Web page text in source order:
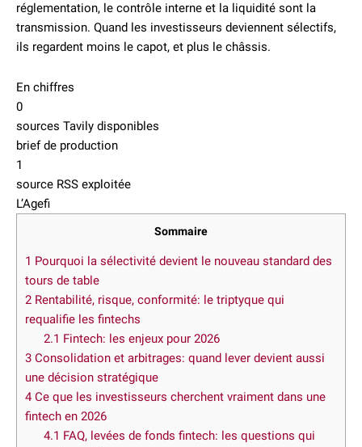
réglementation, le contrôle interne et la liquidité sont la
transmission. Quand les investisseurs deviennent sélectifs,
ils regardent moins le capot, et plus le châssis.
En chiffres
0
sources Tavily disponibles
brief de production
1
source RSS exploitée
L’Agefi
Sommaire
1 Pourquoi la sélectivité devient le nouveau standard des
tours de table
2 Rentabilité, risque, conformité: le triptyque qui
requalifie les fintechs
2.1 Fintech: les enjeux pour 2026
3 Consolidation et arbitrages: quand lever devient aussi
une décision stratégique
4 Ce que les investisseurs cherchent vraiment dans une
fintech en 2026
4.1 FAQ, levées de fonds fintech: les questions qui